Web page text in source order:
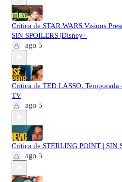
Crítica de STAR WARS Visions
SIN SPOILERS |Disney+
ago 5
Crítica de TED LASSO, Temporada
TV
ago 5
Crítica de STERLING POINT | SIN
ago 5